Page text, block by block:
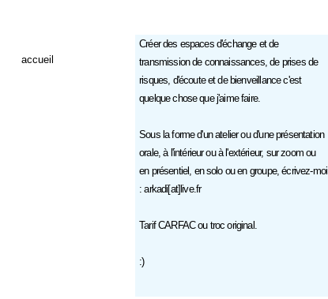
accueil
Créer des espaces d'échange et de
transmission de connaissances, de prises de
risques, d'écoute et de bienveillance c'est
quelque chose que j'aime faire.
Sous la forme d'un atelier ou d'une présentation
orale, à l'intérieur ou à l'extérieur, sur zoom ou
en présentiel, en solo ou en groupe, écrivez-moi
: arkadi[at]live.fr
Tarif CARFAC ou troc original.
:)